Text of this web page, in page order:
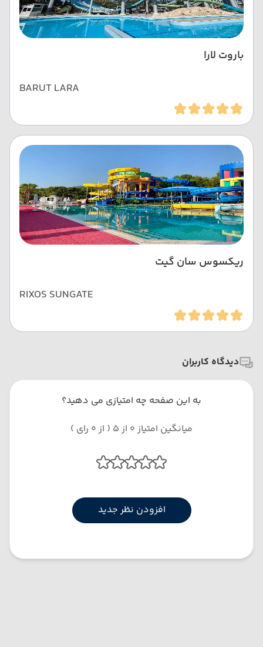
باروت لارا
BARUT LARA
ریکسوس سان گیت
RIXOS SUNGATE
دیدگاه کاربران
به این صفحه چه امتیازی می دهید؟
میانگین امتیاز 0 از 5 ( از 0 رای )
افزودن نظر جدید